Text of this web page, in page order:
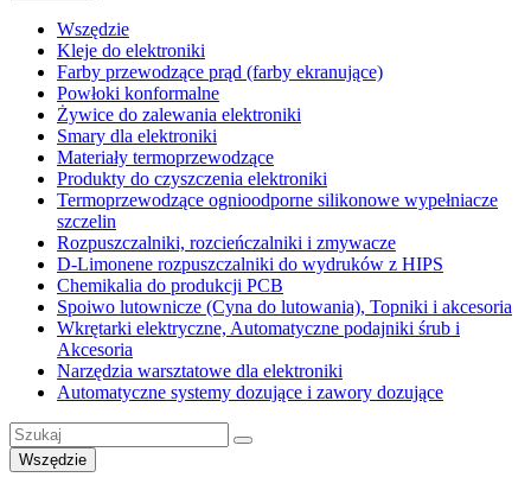
Wszędzie
Kleje do elektroniki
Farby przewodzące prąd (farby ekranujące)
Powłoki konformalne
Żywice do zalewania elektroniki
Smary dla elektroniki
Materiały termoprzewodzące
Produkty do czyszczenia elektroniki
Termoprzewodzące ognioodporne silikonowe wypełniacze
szczelin
Rozpuszczalniki, rozcieńczalniki i zmywacze
D-Limonene rozpuszczalniki do wydruków z HIPS
Chemikalia do produkcji PCB
Spoiwo lutownicze (Cyna do lutowania), Topniki i akcesoria
Wkrętarki elektryczne, Automatyczne podajniki śrub i
Akcesoria
Narzędzia warsztatowe dla elektroniki
Automatyczne systemy dozujące i zawory dozujące
Wszędzie